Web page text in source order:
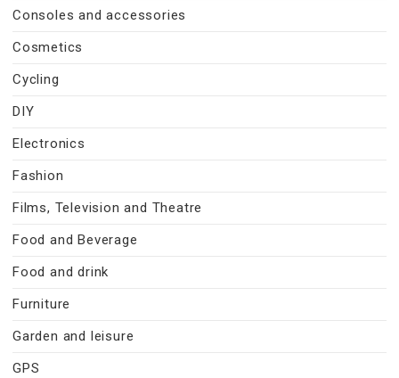
Consoles and accessories
Cosmetics
Cycling
DIY
Electronics
Fashion
Films, Television and Theatre
Food and Beverage
Food and drink
Furniture
Garden and leisure
GPS